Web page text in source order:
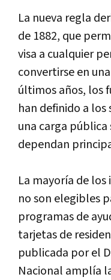
La nueva regla
de 1882, que
visa a cualquier
convertirse en
últimos años, los
han definido a
una carga
dependan
La mayoría de
no son elegibles
programas de
tarjetas de
publicada por el
Nacional amplía